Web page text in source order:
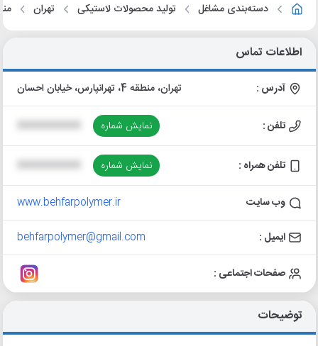
دسته‌بندی مشاغل تولید محصولات لاستیکی تهران
اطلاعات تماس
آدرس : تهران، منطقه 4، تهرانپارس، خیابان احسان
تلفن : نمایش شماره
تلفن همراه : نمایش شماره
وب سایت www.behfarpolymer.ir
ایمیل : behfarpolymer@gmail.com
صفحات اجتماعی :
توضیحات